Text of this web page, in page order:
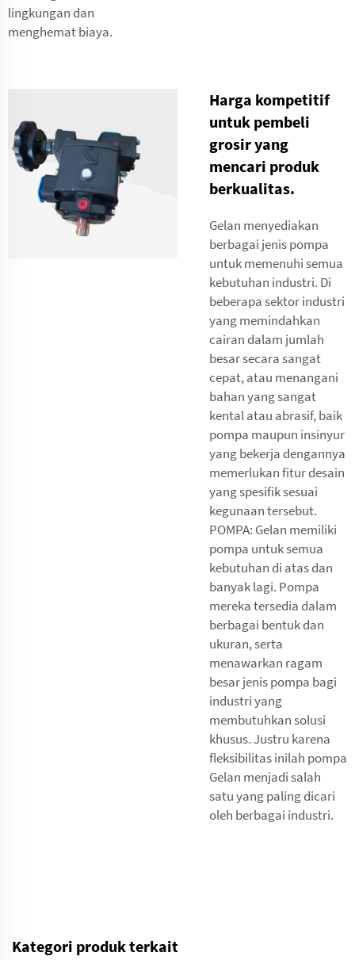
lingkungan dan
menghemat biaya.
Harga kompetitif
untuk pembeli
grosir yang
mencari produk
berkualitas.
Gelan menyediakan
berbagai jenis pompa
untuk memenuhi semua
kebutuhan industri. Di
beberapa sektor industri
yang memindahkan
cairan dalam jumlah
besar secara sangat
cepat, atau menangani
bahan yang sangat
kental atau abrasif, baik
pompa maupun insinyur
yang bekerja dengannya
memerlukan fitur desain
yang spesifik sesuai
kegunaan tersebut.
POMPA: Gelan memiliki
pompa untuk semua
kebutuhan di atas dan
banyak lagi. Pompa
mereka tersedia dalam
berbagai bentuk dan
ukuran, serta
menawarkan ragam
besar jenis pompa bagi
industri yang
membutuhkan solusi
khusus. Justru karena
fleksibilitas inilah pompa
Gelan menjadi salah
satu yang paling dicari
oleh berbagai industri.
Kategori produk terkait